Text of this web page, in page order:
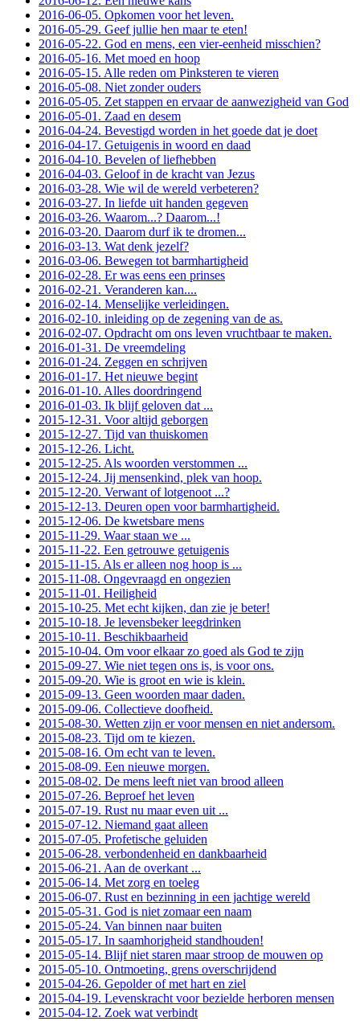
2016-06-05. Opkomen voor het leven.
2016-05-29. Geef jullie hen maar te eten!
2016-05-22. God en mens, een vier-eenheid misschien?
2016-05-16. Met moed en hoop
2016-05-15. Alle reden om Pinksteren te vieren
2016-05-08. Niet zonder ouders
2016-05-05. Zet stappen en ervaar de aanwezigheid van God
2016-05-01. Zaad en desem
2016-04-24. Bevestigd worden in het goede dat je doet
2016-04-17. Getuigenis in woord en daad
2016-04-10. Bevelen of liefhebben
2016-04-03. Geloof in de kracht van Jezus
2016-03-28. Wie wil de wereld verbeteren?
2016-03-27. In liefde uit handen gegeven
2016-03-26. Waarom...? Daarom...!
2016-03-20. Daarom durf ik te dromen...
2016-03-13. Wat denk jezelf?
2016-03-06. Bewegen tot barmhartigheid
2016-02-28. Er was eens een prinses
2016-02-21. Veranderen kan....
2016-02-14. Menselijke verleidingen.
2016-02-10. inleiding op de zegening van de as.
2016-02-07. Opdracht om ons leven vruchtbaar te maken.
2016-01-31. De vreemdeling
2016-01-24. Zeggen en schrijven
2016-01-17. Het nieuwe begint
2016-01-10. Alles doordringend
2016-01-03. Ik blijf geloven dat ...
2015-12-31. Voor altijd geborgen
2015-12-27. Tijd van thuiskomen
2015-12-26. Licht.
2015-12-25. Als woorden verstommen ...
2015-12-24. Jij mensenkind, plek van hoop.
2015-12-20. Verwant of lotgenoot ...?
2015-12-13. Deuren open voor barmhartigheid.
2015-12-06. De kwetsbare mens
2015-11-29. Waar staan we ...
2015-11-22. Een getrouwe getuigenis
2015-11-15. Als er alleen nog hoop is ...
2015-11-08. Ongevraagd en ongezien
2015-11-01. Heiligheid
2015-10-25. Met echt kijken, dan zie je beter!
2015-10-18. Je levensbeker leegdrinken
2015-10-11. Beschikbaarheid
2015-10-04. Om voor elkaar zo goed als God te zijn
2015-09-27. Wie niet tegen ons is, is voor ons.
2015-09-20. Wie is groot en wie is klein.
2015-09-13. Geen woorden maar daden.
2015-09-06. Collectieve doofheid.
2015-08-30. Wetten zijn er voor mensen en niet andersom.
2015-08-23. Tijd om te kiezen.
2015-08-16. Om echt van te leven.
2015-08-09. Een nieuwe morgen.
2015-08-02. De mens leeft niet van brood alleen
2015-07-26. Beproef het leven
2015-07-19. Rust nu maar even uit ...
2015-07-12. Niemand gaat alleen
2015-07-05. Profetische geluiden
2015-06-28. verbondenheid en dankbaarheid
2015-06-21. Aan de overkant ...
2015-06-14. Met zorg en toeleg
2015-06-07. Rust en bezinning in een jachtige wereld
2015-05-31. God is niet zomaar een naam
2015-05-24. Van binnen naar buiten
2015-05-17. In saamhorigheid standhouden!
2015-05-14. Blijf niet staren maar stroop de mouwen op
2015-05-10. Ontmoeting, grens overschrijdend
2015-04-26. Gepolder of met hart en ziel
2015-04-19. Levenskracht voor bezielde herboren mensen
2015-04-12. Zoek wat verbindt